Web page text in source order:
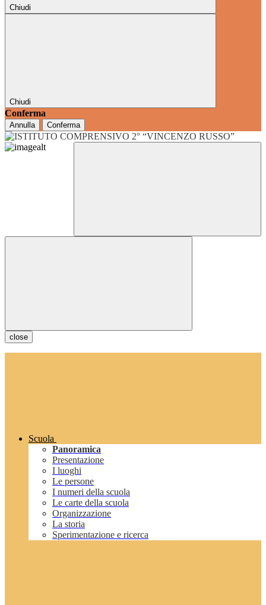
Chiudi
Chiudi
Conferma
Annulla Conferma
close
Scuola
Panoramica
Presentazione
I luoghi
Le persone
I numeri della scuola
Le carte della scuola
Organizzazione
La storia
Sperimentazione e ricerca